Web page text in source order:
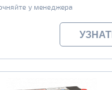
у менеджера